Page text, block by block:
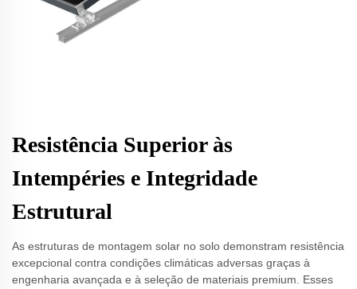
Resistência Superior às
Intempéries e Integridade
Estrutural
As estruturas de montagem solar no solo demonstram resistência
excepcional contra condições climáticas adversas graças à
engenharia avançada e à seleção de materiais premium. Esses